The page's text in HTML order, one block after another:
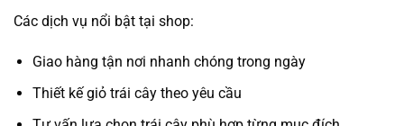
Các dịch vụ nổi bật tại shop:
Giao hàng tận nơi nhanh chóng trong ngày
Thiết kế giỏ trái cây theo yêu cầu